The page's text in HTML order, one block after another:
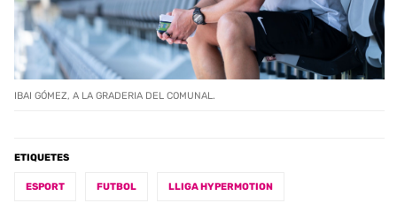
IBAI GÓMEZ, A LA GRADERIA DEL COMUNAL.
ETIQUETES
ESPORT FUTBOL LLIGA HYPERMOTION